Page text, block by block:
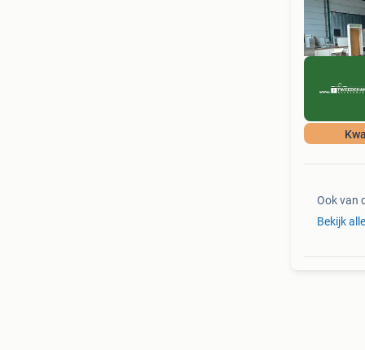
Ook van
Bekijk